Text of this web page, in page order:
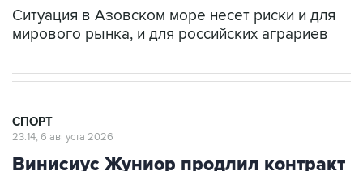
Ситуация в Азовском море несет риски и для
мирового рынка, и для российских аграриев
СПОРТ
23:14, 6 августа 2026
Винисиус Жуниор продлил контракт